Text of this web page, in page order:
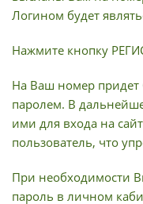
Логином будет
Нажмите кнопку
На Ваш номер
паролем. В
ими для входа на
пользователь, что
При необходимости
пароль в личном